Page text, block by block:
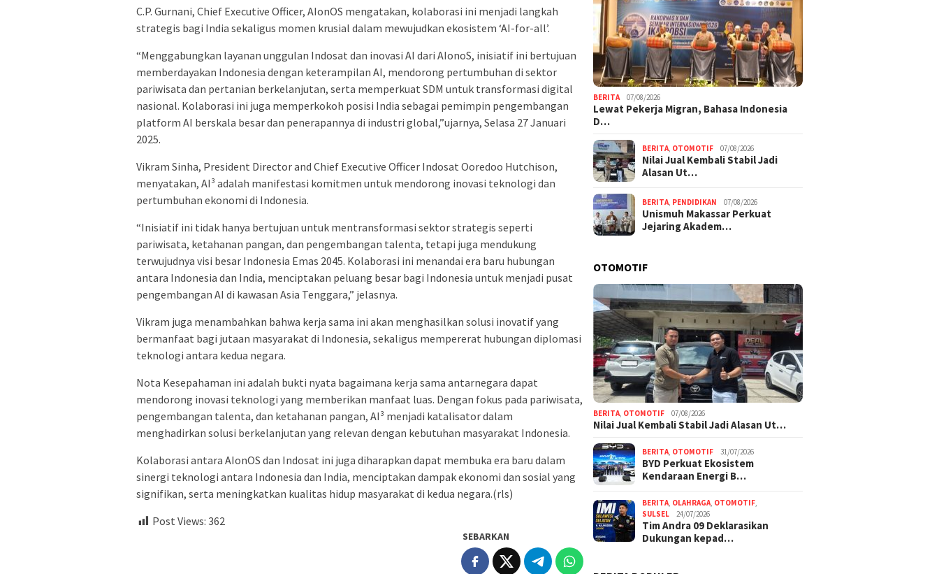
C.P. Gurnani, Chief Executive Officer, AIonOS mengatakan, kolaborasi ini menjadi langkah
strategis bagi India sekaligus momen krusial dalam mewujudkan ekosistem ‘AI-for-all’.
“Menggabungkan layanan unggulan Indosat dan inovasi AI dari AIonoS, inisiatif ini bertujuan
memberdayakan Indonesia dengan keterampilan AI, mendorong pertumbuhan di sektor
pariwisata dan pertanian berkelanjutan, serta memperkuat SDM untuk transformasi digital
nasional. Kolaborasi ini juga memperkokoh posisi India sebagai pemimpin pengembangan
platform AI berskala besar dan penerapannya di industri global,”ujarnya, Selasa 27 Januari
2025.
Vikram Sinha, President Director and Chief Executive Officer Indosat Ooredoo Hutchison,
menyatakan, AI³ adalah manifestasi komitmen untuk mendorong inovasi teknologi dan
pertumbuhan ekonomi di Indonesia.
“Inisiatif ini tidak hanya bertujuan untuk mentransformasi sektor strategis seperti
pariwisata, ketahanan pangan, dan pengembangan talenta, tetapi juga mendukung
terwujudnya visi besar Indonesia Emas 2045. Kolaborasi ini menandai era baru hubungan
antara Indonesia dan India, menciptakan peluang besar bagi Indonesia untuk menjadi pusat
pengembangan AI di kawasan Asia Tenggara,” jelasnya.
Vikram juga menambahkan bahwa kerja sama ini akan menghasilkan solusi inovatif yang
bermanfaat bagi jutaan masyarakat di Indonesia, sekaligus mempererat hubungan diplomasi
teknologi antara kedua negara.
Nota Kesepahaman ini adalah bukti nyata bagaimana kerja sama antarnegara dapat
mendorong inovasi teknologi yang memberikan manfaat luas. Dengan fokus pada pariwisata,
pengembangan talenta, dan ketahanan pangan, AI³ menjadi katalisator dalam
menghadirkan solusi berkelanjutan yang relevan dengan kebutuhan masyarakat Indonesia.
Kolaborasi antara AIonOS dan Indosat ini juga diharapkan dapat membuka era baru dalam
sinergi teknologi antara Indonesia dan India, menciptakan dampak ekonomi dan sosial yang
signifikan, serta meningkatkan kualitas hidup masyarakat di kedua negara.(rls)
Post Views: 362
SEBARKAN
BERITA 07/08/2026
Lewat Pekerja Migran, Bahasa Indonesia
D…
BERITA, OTOMOTIF 07/08/2026
Nilai Jual Kembali Stabil Jadi
Alasan Ut…
BERITA, PENDIDIKAN 07/08/2026
Unismuh Makassar Perkuat
Jejaring Akadem…
OTOMOTIF
BERITA, OTOMOTIF 07/08/2026
Nilai Jual Kembali Stabil Jadi Alasan Ut…
BERITA, OTOMOTIF 31/07/2026
BYD Perkuat Ekosistem
Kendaraan Energi B…
BERITA, OLAHRAGA, OTOMOTIF,
SULSEL
24/07/2026
Tim Andra 09 Deklarasikan
Dukungan kepad…